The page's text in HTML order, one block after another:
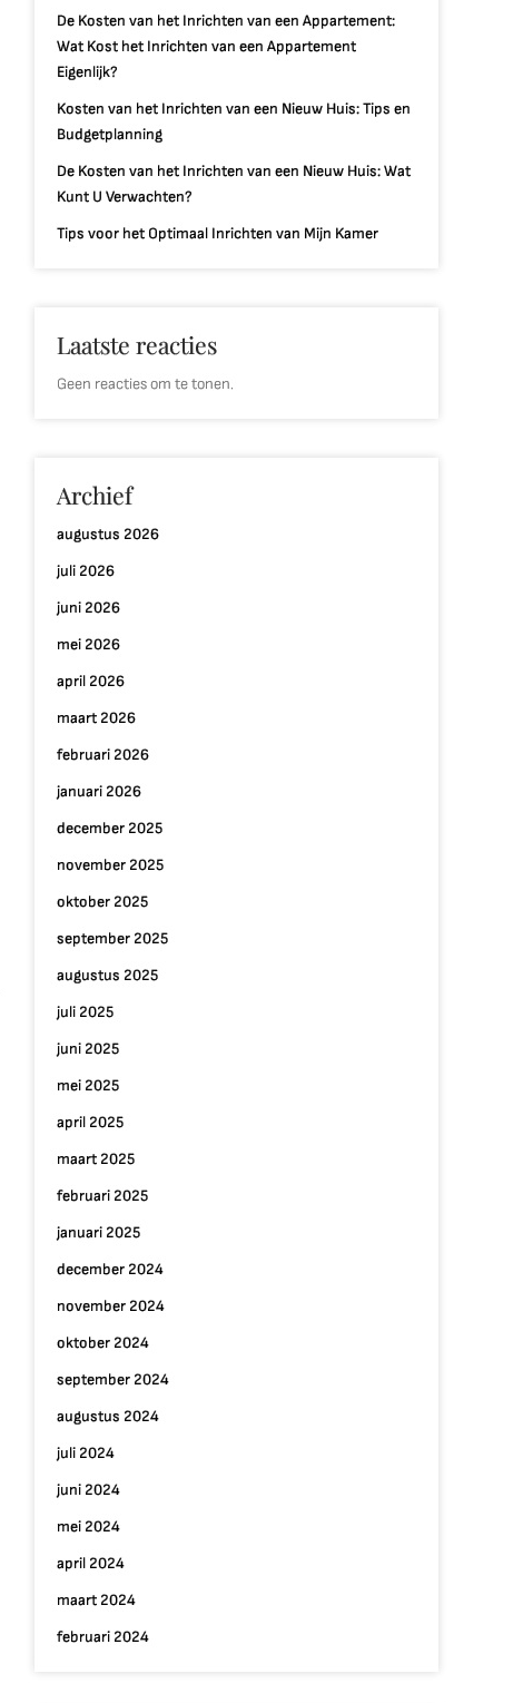
De Kosten van het Inrichten van een Appartement:
Wat Kost het Inrichten van een Appartement
Eigenlijk?
Kosten van het Inrichten van een Nieuw Huis: Tips en
Budgetplanning
De Kosten van het Inrichten van een Nieuw Huis: Wat
Kunt U Verwachten?
Tips voor het Optimaal Inrichten van Mijn Kamer
Laatste reacties
Geen reacties om te tonen.
Archief
augustus 2026
juli 2026
juni 2026
mei 2026
april 2026
maart 2026
februari 2026
januari 2026
december 2025
november 2025
oktober 2025
september 2025
augustus 2025
juli 2025
juni 2025
mei 2025
april 2025
maart 2025
februari 2025
januari 2025
december 2024
november 2024
oktober 2024
september 2024
augustus 2024
juli 2024
juni 2024
mei 2024
april 2024
maart 2024
februari 2024